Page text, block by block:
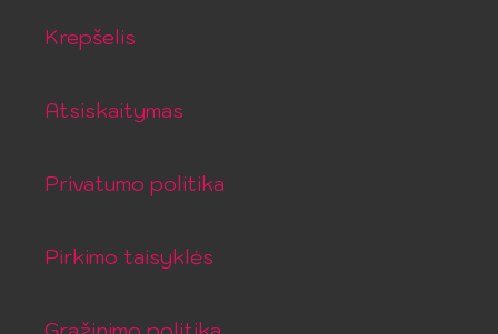
Krepšelis
Atsiskaitymas
Privatumo politika
Pirkimo taisyklės